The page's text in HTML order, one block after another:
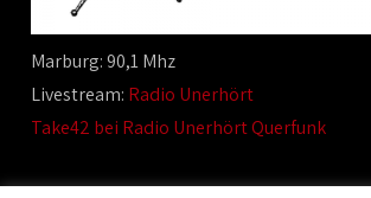
Marburg: 90,1 Mhz
Livestream: Radio Unerhört
Take42 bei Radio Unerhört Querfunk